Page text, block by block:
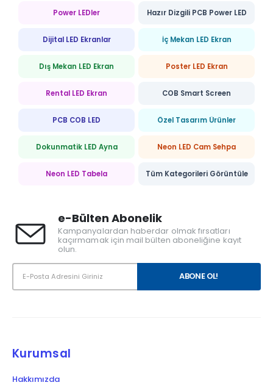
Power LEDler Hazır Dizgili PCB Power LED
Dijital LED Ekranlar İç Mekan LED Ekran
Dış Mekan LED Ekran Poster LED Ekran
Rental LED Ekran COB Smart Screen
PCB COB LED Özel Tasarım Ürünler
Dokunmatik LED Ayna Neon LED Cam Sehpa
Neon LED Tabela Tüm Kategorileri Görüntüle
e-Bülten Abonelik
Kampanyalardan haberdar olmak fırsatları
kaçırmamak için mail bülten aboneliğine kayıt
olun.
Kurumsal
Hakkımızda